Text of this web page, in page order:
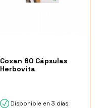
Coxan 60 Cápsulas
Herbovita
Disponible en 3 días